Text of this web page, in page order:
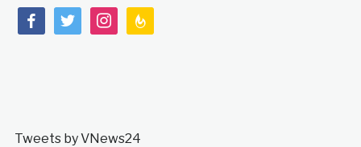
facebooktwitterinstagramfeedburner
Tweets by VNews24